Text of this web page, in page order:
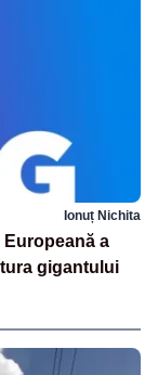
Ionuț Nichita
a
gigantului